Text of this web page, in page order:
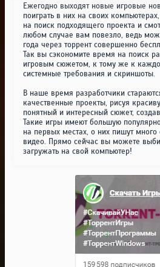
Ежегодно выходят новые игровые
поиграть в них на своих
на поиск подходящего проекта и
любом случае вам повезло, ведь
года через торрент совершенно
Так вы сэкономите время на поиск
игровым сюжетом, к тому же к
системные требования и скриншоты.
В наше время разработчики
качественные проекты, рисуя
понятный и интересный сюжет,
Такие игры имеют большую
на первых местах, о них пишут
видео. Прямо сейчас вы можете
загружать на свой компьютер!